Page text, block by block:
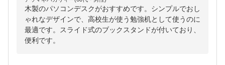
木製のパソコンデスクがおすすめです。シンプルでおし
ゃれなデザインで、高校生が使う勉強机として使うのに
最適です。スライド式のブックスタンドが付いており、
便利です。